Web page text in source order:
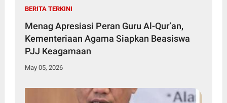
BERITA TERKINI
Menag Apresiasi Peran Guru Al-Qur’an,
Kementeriaan Agama Siapkan Beasiswa
PJJ Keagamaan
May 05, 2026